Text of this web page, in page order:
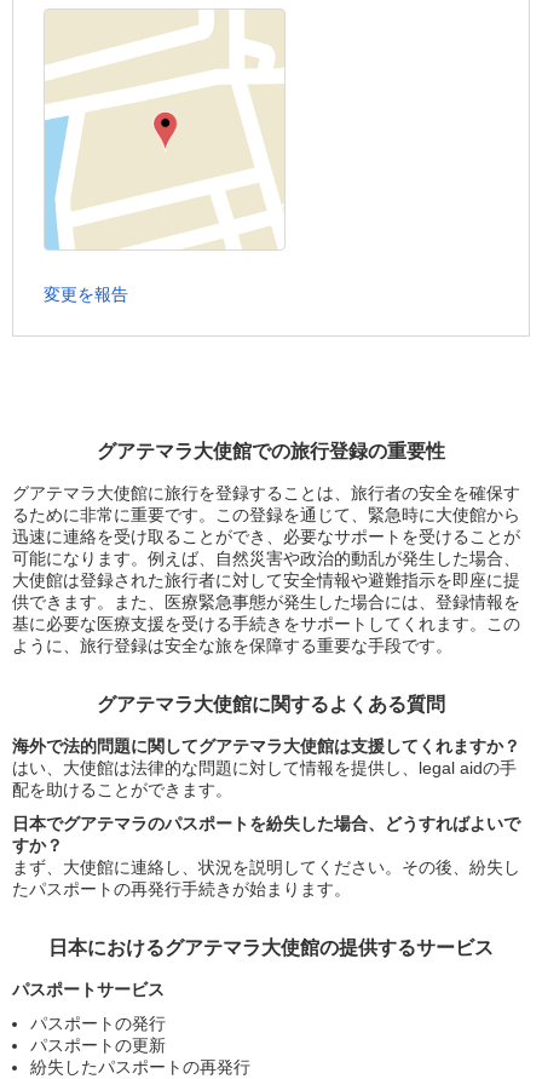
グアテマラ大使館での旅行登録の重要性
グアテマラ大使館に旅行を登録することは、旅行者の安全を確保す
るために非常に重要です。この登録を通じて、緊急時に大使館から
迅速に連絡を受け取ることができ、必要なサポートを受けることが
可能になります。例えば、自然災害や政治的動乱が発生した場合、
大使館は登録された旅行者に対して安全情報や避難指示を即座に提
供できます。また、医療緊急事態が発生した場合には、登録情報を
基に必要な医療支援を受ける手続きをサポートしてくれます。この
ように、旅行登録は安全な旅を保障する重要な手段です。
グアテマラ大使館に関するよくある質問
海外で法的問題に関してグアテマラ大使館は支援してくれますか？
はい、大使館は法律的な問題に対して情報を提供し、legal aidの手
配を助けることができます。
日本でグアテマラのパスポートを紛失した場合、どうすればよいで
すか？
まず、大使館に連絡し、状況を説明してください。その後、紛失し
たパスポートの再発行手続きが始まります。
日本におけるグアテマラ大使館の提供するサービス
パスポートサービス
パスポートの発行
パスポートの更新
紛失したパスポートの再発行
変更を報告